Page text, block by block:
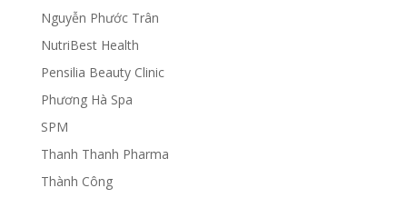
Nguyễn Phước Trân
NutriBest Health
Pensilia Beauty Clinic
Phương Hà Spa
SPM
Thanh Thanh Pharma
Thành Công